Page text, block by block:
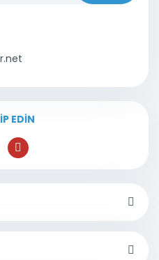
EDİN